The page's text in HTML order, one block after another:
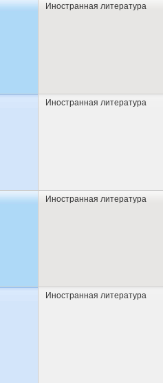
Иностранная литература
Иностранная литература
Иностранная литература
Иностранная литература